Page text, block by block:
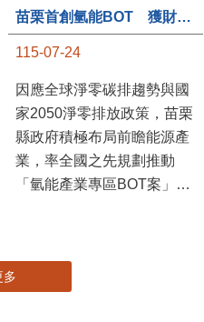
苗栗首創氫能BOT 獲財政部「突破之翼」肯定
115-07-24
因應全球淨零碳排趨勢與國
家2050淨零排放政策，苗栗
縣政府積極布局前瞻能源產
業，率全國之先規劃推動
「氫能產業專區BOT案」，